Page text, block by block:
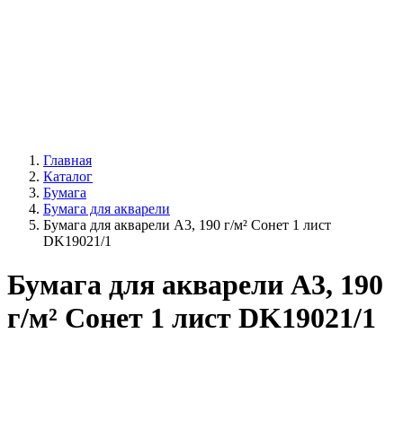
Главная
Каталог
Бумага
Бумага для акварели
Бумага для акварели А3, 190 г/м² Сонет 1 лист
DK19021/1
Бумага для акварели А3, 190
г/м² Сонет 1 лист DK19021/1